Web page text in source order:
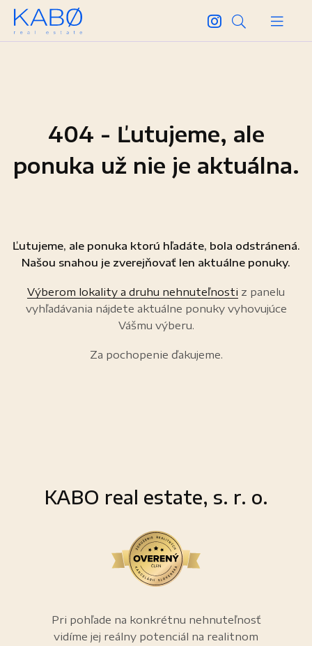
404 - Ľutujeme, ale
ponuka už nie je aktuálna.
Ľutujeme, ale ponuka ktorú hľadáte, bola odstránená.
Našou snahou je zverejňovať len aktuálne ponuky.
Výberom lokality a druhu nehnuteľnosti z panelu
vyhľadávania nájdete aktuálne ponuky vyhovujúce
Vášmu výberu.
Za pochopenie ďakujeme.
KABO real estate, s. r. o.
Pri pohľade na konkrétnu nehnuteľnosť
vidíme jej reálny potenciál na realitnom